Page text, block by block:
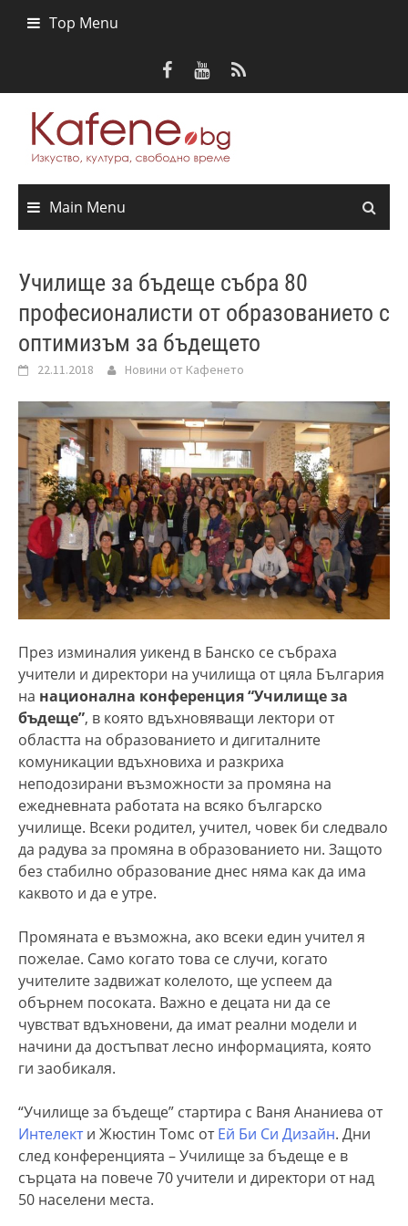
Top Menu
Main Menu
Училище за бъдеще събра 80
професионалисти от образованието с
оптимизъм за бъдещето
22.11.2018 Новини от Кафенето
През изминалия уикенд в Банско се събраха
учители и директори на училища от цяла България
на национална конференция “Училище за
бъдеще”, в която вдъхновяващи лектори от
областта на образованието и дигиталните
комуникации вдъхновиха и разкриха
неподозирани възможности за промяна на
ежедневната работата на всяко българско
училище. Всеки родител, учител, човек би следвало
да радува за промяна в образованието ни. Защото
без стабилно образование днес няма как да има
каквото и да е утре.
Промяната е възможна, ако всеки един учител я
пожелае. Само когато това се случи, когато
учителите задвижат колелото, ще успеем да
обърнем посоката. Важно е децата ни да се
чувстват вдъхновени, да имат реални модели и
начини да достъпват лесно информацията, която
ги заобикаля.
“Училище за бъдеще” стартира с Ваня Ананиева от
Интелекти Жюстин Томс отЕй Би Си Дизайн. Дни
след конференцията – Училище за бъдеще е в
сърцата на повече 70 учители и директори от над
50 населени места.